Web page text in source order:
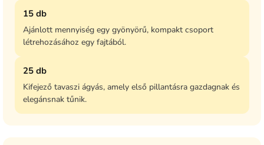
15 db
Ajánlott mennyiség egy gyönyörű, kompakt csoport
létrehozásához egy fajtából.
25 db
Kifejező tavaszi ágyás, amely első pillantásra gazdagnak és
elegánsnak tűnik.